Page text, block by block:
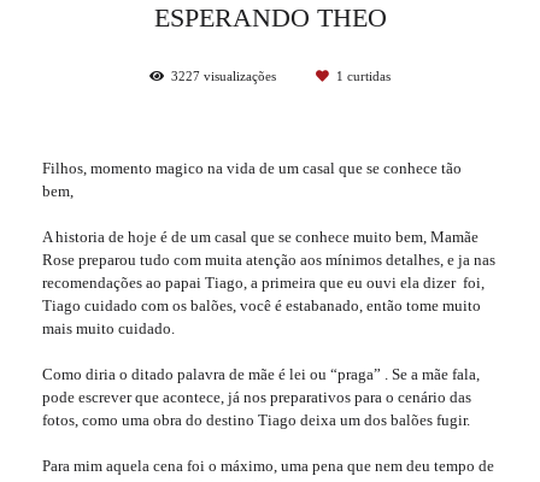
ESPERANDO THEO
3227 visualizações 1 curtidas
Filhos, momento magico na vida de um casal que se conhece tão
bem,
A historia de hoje é de um casal que se conhece muito bem, Mamãe
Rose preparou tudo com muita atenção aos mínimos detalhes, e ja nas
recomendações ao papai Tiago, a primeira que eu ouvi ela dizer foi,
Tiago cuidado com os balões, você é estabanado, então tome muito
mais muito cuidado.
Como diria o ditado palavra de mãe é lei ou “praga” . Se a mãe fala,
pode escrever que acontece, já nos preparativos para o cenário das
fotos, como uma obra do destino Tiago deixa um dos balões fugir.
Para mim aquela cena foi o máximo, uma pena que nem deu tempo de